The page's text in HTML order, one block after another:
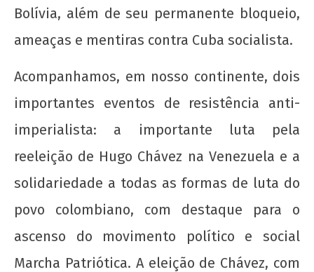
Bolívia, além de seu permanente bloqueio,
ameaças e mentiras contra Cuba socialista.
Acompanhamos, em nosso continente, dois
importantes eventos de resistência anti-
imperialista: a importante luta pela
reeleição de Hugo Chávez na Venezuela e a
solidariedade a todas as formas de luta do
povo colombiano, com destaque para o
ascenso do movimento político e social
Marcha Patriótica. A eleição de Chávez, com